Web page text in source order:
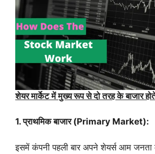
शेयर मार्केट में मुख्य रूप से दो तरह के बाजार
1. प्राथमिक बाजार (Primary Market):
इसमें कंपनी पहली बार अपने शेयर्स आम